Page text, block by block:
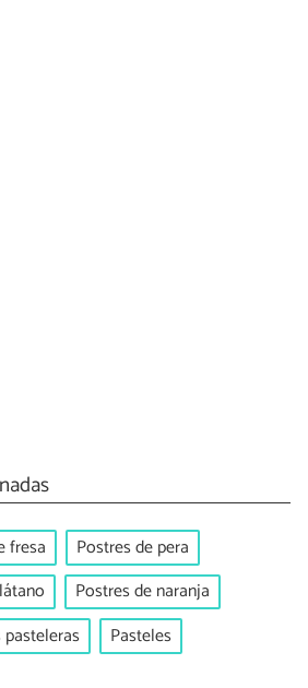
fresa
Postres de pera
Postres de naranja
Pasteles